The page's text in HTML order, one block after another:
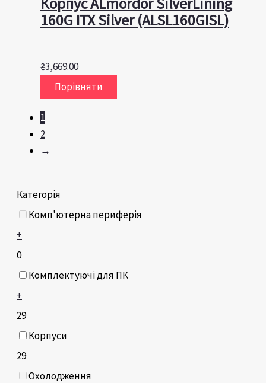
Категорія
Комп'ютерна периферія
+
0
Комплектуючі для ПК
+
29
Корпуси
29
Охолодження
160G ITX Silver (ALSL160GISL)
₴3,669.00
Порівняти
1
2
→